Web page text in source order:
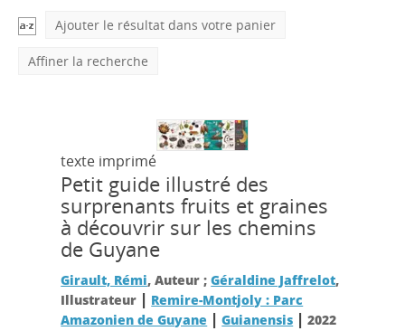
Ajouter le résultat dans votre panier
Affiner la recherche
texte imprimé
Petit guide illustré des
surprenants fruits et graines
à découvrir sur les chemins
de Guyane
Girault, Rémi, Auteur ;Géraldine Jaffrelot,
Illustrateur | Remire-Montjoly : Parc
Amazonien de Guyane |Guianensis |2022